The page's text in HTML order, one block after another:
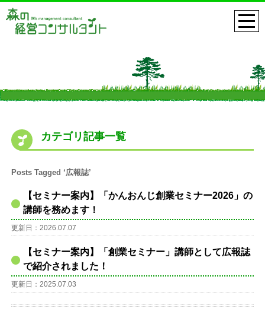
カテゴリ記事一覧
Posts Tagged ‘広報誌’
【セミナー案内】「かんおんじ創業セミナー2026」の
講師を務めます！
更新日：2026.07.07
【セミナー案内】「創業セミナー」講師として広報誌
で紹介されました！
更新日：2025.07.03